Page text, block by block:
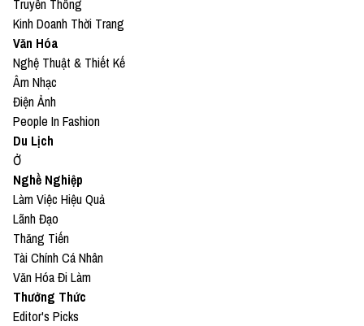
Truyền Thông
Kinh Doanh Thời Trang
Văn Hóa
Nghệ Thuật & Thiết Kế
Âm Nhạc
Điện Ảnh
People In Fashion
Du Lịch
Ở
Nghề Nghiệp
Làm Việc Hiệu Quả
Lãnh Đạo
Thăng Tiến
Tài Chính Cá Nhân
Văn Hóa Đi Làm
Thưởng Thức
Editor's Picks